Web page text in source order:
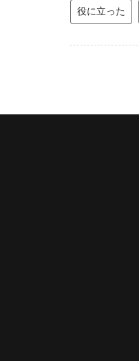
役に立った